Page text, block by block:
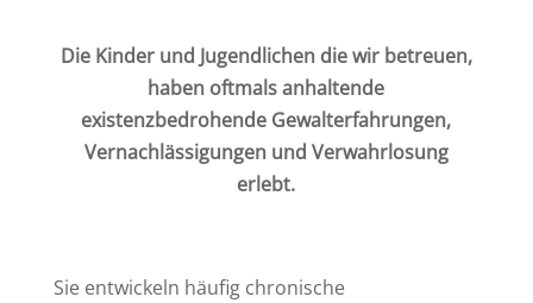
Die Kinder und Jugendlichen die wir betreuen,
haben oftmals anhaltende
existenzbedrohende Gewalterfahrungen,
Vernachlässigungen und Verwahrlosung
erlebt.
Sie entwickeln häufig chronische